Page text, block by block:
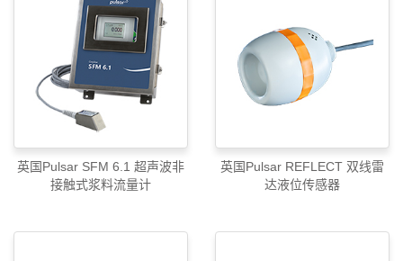
英国Pulsar SFM 6.1 超声波非
接触式浆料流量计
英国Pulsar REFLECT 双线雷
达液位传感器